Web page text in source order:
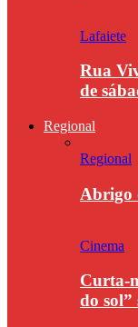
Lafaiete
Rua
de
Regional
Regional
Abrigo
Cinema
Curta-
do sol”